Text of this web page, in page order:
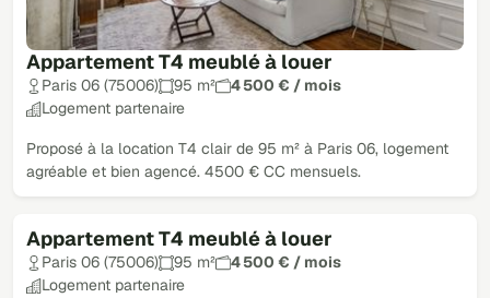
Appartement T4 meublé à louer
Paris 06 (75006) 95 m²
4 500 € / mois
Logement partenaire
Proposé à la location T4 clair de 95 m² à Paris 06, logement
agréable et bien agencé. 4500 € CC mensuels.
Appartement T4 meublé à louer
Paris 06 (75006) 95 m²
4 500 € / mois
Logement partenaire